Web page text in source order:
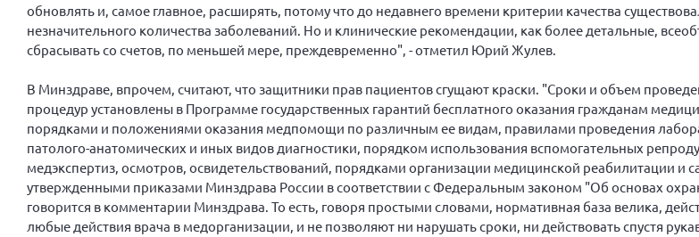
обновлять и, самое главное, расширять, потому что до недавнего времени критерии качества
незначительного количества заболеваний. Но и клинические рекомендации, как более детальные,
сбрасывать со счетов, по меньшей мере, преждевременно", - отметил Юрий Жулев.
В Минздраве, впрочем, считают, что защитники прав пациентов сгущают краски. "Сроки и объем
процедур установлены в Программе государственных гарантий бесплатного оказания гражданам
порядками и положениями оказания медпомощи по различным ее видам, правилами проведения
патолого-анатомических и иных видов диагностики, порядком использования вспомогательных
медэкспертиз, осмотров, освидетельствований, порядками организации медицинской реабилитации и
утвержденными приказами Минздрава России в соответствии с Федеральным законом "Об основах
говорится в комментарии Минздрава. То есть, говоря простыми словами, нормативная база велика,
любые действия врача в медорганизации, и не позволяют ни нарушать сроки, ни действовать спустя